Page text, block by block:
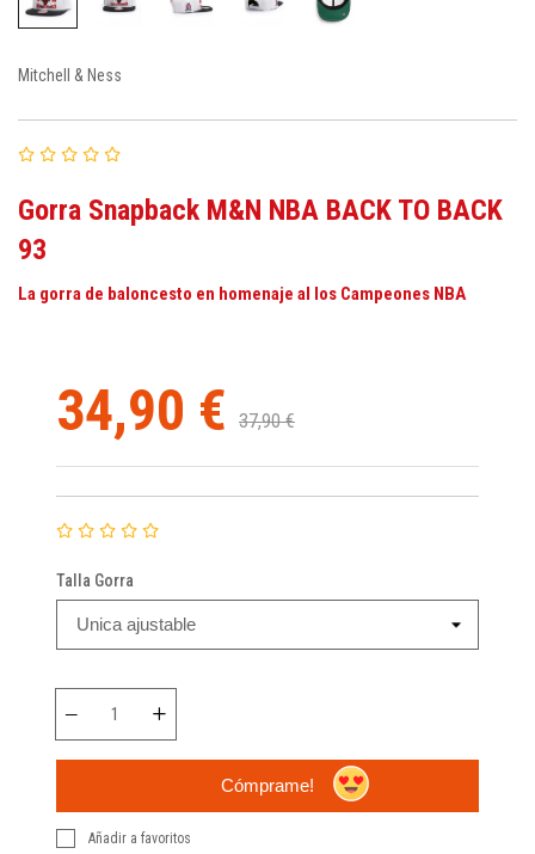
Mitchell & Ness
Gorra Snapback M&N NBA BACK TO BACK
93
La gorra de baloncesto en homenaje al los Campeones NBA
34,90 € 37,90 €
Talla Gorra
Cómprame!
Añadir a favoritos